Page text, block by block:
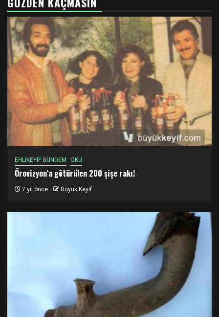
EHLİKEYİF GÜNDEM OKU
Örovizyon’a götürülen 200 şişe rakı!
7 yıl önce Büyük Keyif